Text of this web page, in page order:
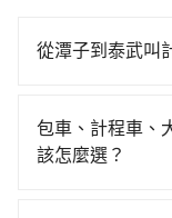
從潭子到泰武叫
灣大車隊、Uber
到車，也可考慮
包車、計程車、
該怎麼選？